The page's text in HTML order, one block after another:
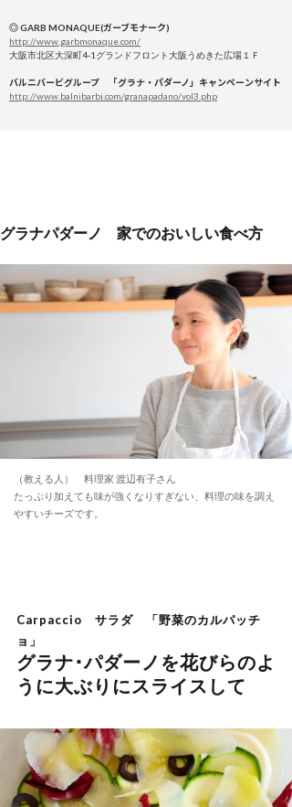
◎ GARB MONAQUE(ガーブモナーク)
http://www.garbmonaque.com/
大阪市北区大深町4-1グランドフロント大阪うめきた広場１Ｆ
バルニバービグループ 「グラナ・パダーノ」キャンペーンサイト
http://www.balnibarbi.com/granapadano/vol3.php
グラナパダーノ 家でのおいしい食べ方
（教える人） 料理家 渡辺有子さん
たっぷり加えても味が強くなりすぎない、料理の味を調え
やすいチーズです。
Carpaccio サラダ 「野菜のカルパッチ
ョ」
グラナ･パダーノを花びらのよ
うに大ぶりにスライスして